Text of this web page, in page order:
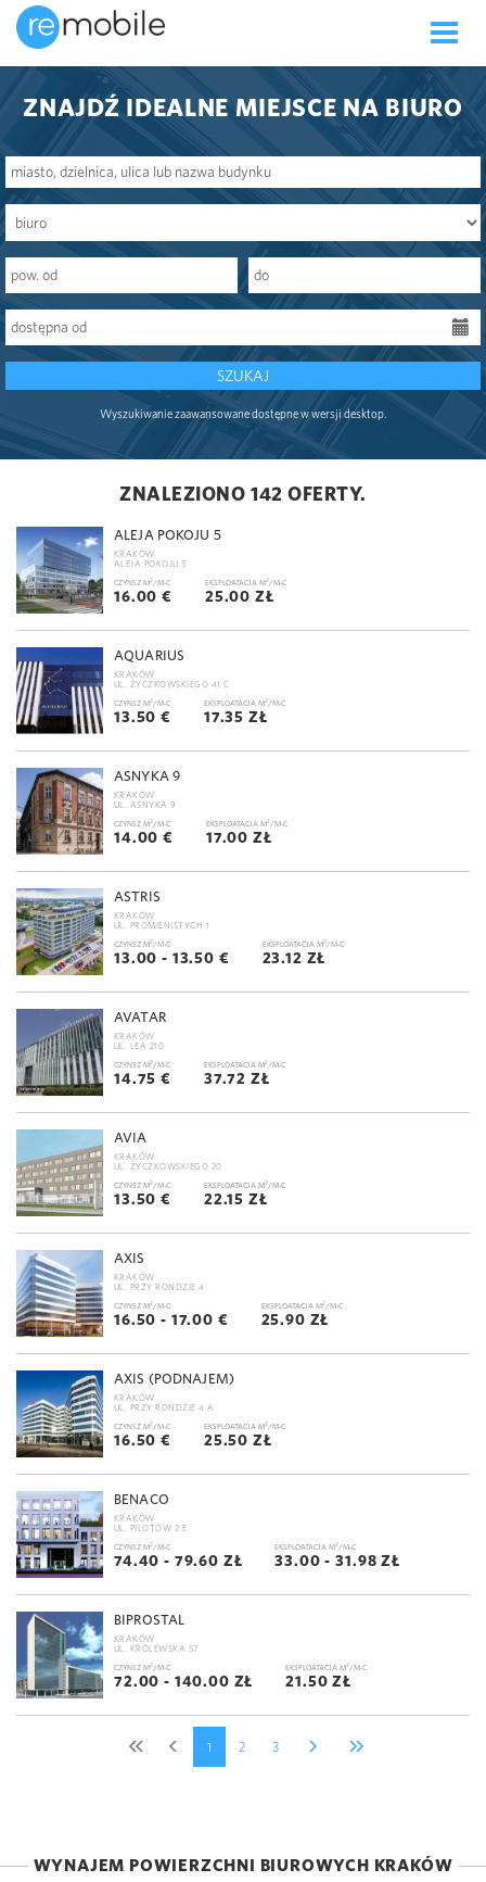
Toggle
ZNAJDŹ IDEALNE MIEJSCE NA BIURO
SZUKAJ
Wyszukiwanie zaawansowane dostępne w wersji desktop.
ZNALEZIONO 142 OFERTY.
ALEJA POKOJU 5
KRAKÓW
ALEJA POKOJU 5
CZYNSZ M2/M-C
16.00 €
EKSPLOATACJA M2/M-C
25.00 ZŁ
AQUARIUS
KRAKÓW
UL. ŻYCZKOWSKIEGO 41 C
CZYNSZ M2/M-C
13.50 €
EKSPLOATACJA M2/M-C
17.35 ZŁ
ASNYKA 9
KRAKÓW
UL. ASNYKA 9
CZYNSZ M2/M-C
14.00 €
EKSPLOATACJA M2/M-C
17.00 ZŁ
ASTRIS
KRAKÓW
UL. PROMIENISTYCH 1
CZYNSZ M2/M-C
13.00 - 13.50 €
EKSPLOATACJA M2/M-C
23.12 ZŁ
AVATAR
KRAKÓW
UL. LEA 210
CZYNSZ M2/M-C
14.75 €
EKSPLOATACJA M2/M-C
37.72 ZŁ
AVIA
KRAKÓW
UL. ŻYCZKOWSKIEGO 20
CZYNSZ M2/M-C
13.50 €
EKSPLOATACJA M2/M-C
22.15 ZŁ
AXIS
KRAKÓW
UL. PRZY RONDZIE 4
CZYNSZ M2/M-C
16.50 - 17.00 €
EKSPLOATACJA M2/M-C
25.90 ZŁ
AXIS (PODNAJEM)
KRAKÓW
UL. PRZY RONDZIE 4 A
CZYNSZ M2/M-C
16.50 €
EKSPLOATACJA M2/M-C
25.50 ZŁ
BENACO
KRAKÓW
UL. PILOTÓW 2 E
CZYNSZ M2/M-C
74.40 - 79.60 ZŁ
EKSPLOATACJA M2/M-C
33.00 - 31.98 ZŁ
BIPROSTAL
KRAKÓW
UL. KRÓLEWSKA 57
CZYNSZ M2/M-C
72.00 - 140.00 ZŁ
EKSPLOATACJA M2/M-C
21.50 ZŁ
1 2 3
WYNAJEM POWIERZCHNI BIUROWYCH KRAKÓW